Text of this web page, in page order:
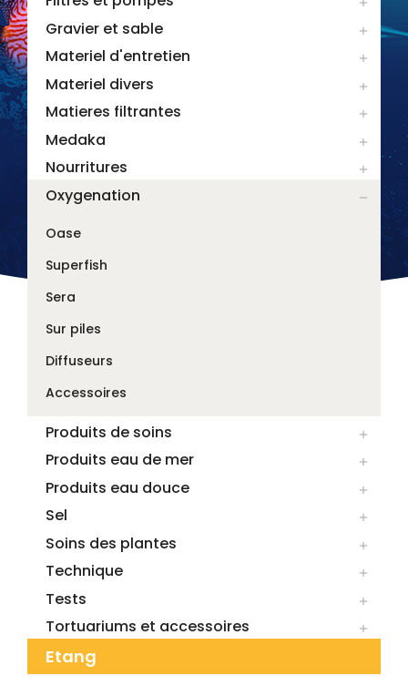

Gravier et sable 
Materiel d'entretien 
Materiel divers 
Matieres filtrantes 
Medaka 
Nourritures 
Oxygenation 
Oase
Superfish
Sera
Sur piles
Diffuseurs
Accessoires
Produits de soins 
Produits eau de mer 
Produits eau douce 
Sel 
Soins des plantes 
Technique 
Tests 
Tortuariums et accessoires 
Etang